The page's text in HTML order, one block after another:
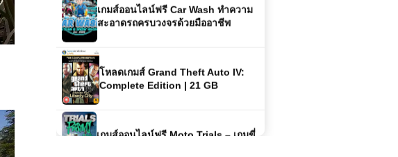
สะอาดรถครบวงจรด้วยมืออาชีพ
โหลดเกมส์ Grand Theft Auto IV:
Complete Edition | 21 GB
มอเตอร์ไซค์สุดมันส์ท้าทายด่าน